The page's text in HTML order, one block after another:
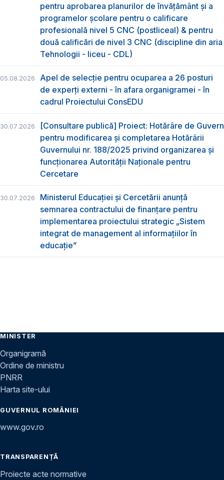
pentru aprobarea planurilor de învățământ și a
programelor școlare pentru o calificare
profesională nivel 5 CNC (postliceal) & pentru
două calificări de nivel 3 CNC (discipline din aria
Tehnologii - liceu - CDL)
05.08.2026
Apel de selecție pentru ocuparea a 26 posturi
de experți externi - în afara organigramei - în
cadrul Proiectului ConsEDU
30.07.2026
[Consultare publică] Proiect: Hotărâre de Guvern
pentru modificarea și completarea Hotărârii
Guvernului nr. 188/2025 privind organizarea şi
funcţionarea Autorităţii Naţionale pentru
Cercetare
30.07.2026
Ministerul Educației și Cercetării anunță
semnarea contractului de finanțare pentru
implementarea proiectului strategic „Sistem
integrat de management al informațiilor în
educație”
MINISTER
Organigramă
Ordine de ministru
PNRR
Harta site-ului
GUVERNUL ROMÂNIEI
www.gov.ro
TRANSPARENȚĂ
Proiecte acte normative